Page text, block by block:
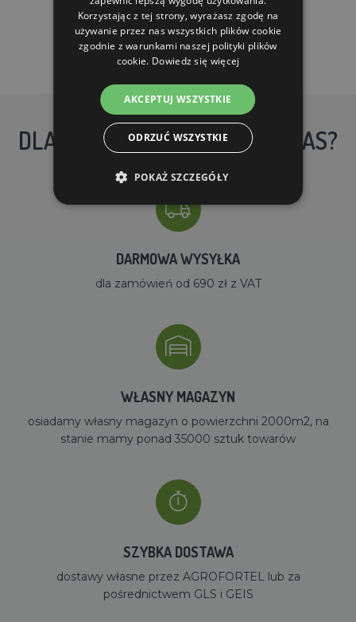
DLACZEGO WARTO KUPIĆ U NAS?
DARMOWA WYSYŁKA
dla zamówień od 690 zł z VAT
WŁASNY MAGAZYN
osiadamy własny magazyn o powierzchni 2000m2, na
stanie mamy ponad 35000 sztuk towarów
SZYBKA DOSTAWA
dostawy własne przez AGROFORTEL lub za
pośrednictwem GLS i GEIS
Korzystając z tej strony, wyrażasz zgodę na
używanie przez nas wszystkich plików cookie
zgodnie z warunkami naszej polityki plików
cookie. Dowiedz się więcej
AKCEPTUJ WSZYSTKIE
ODRZUĆ WSZYSTKIE
POKAŻ SZCZEGÓŁY